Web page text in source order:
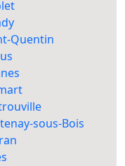
Quentin
sous-Bois